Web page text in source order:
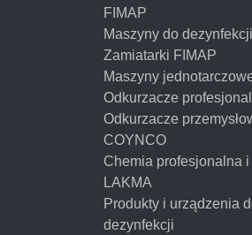
FIMAP
Maszyny do
Zamiatarki FIMAP
Maszyny
Odkurzacze
Odkurzacze
COYNCO
Chemia profesjonalna
LAKMA
Produkty i urządzenia
dezynfekcji